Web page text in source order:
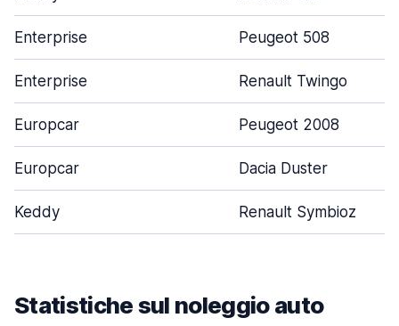
Enterprise Peugeot 508
Enterprise Renault Twingo
Europcar Peugeot 2008
Europcar Dacia Duster
Keddy Renault Symbioz
Statistiche sul noleggio auto